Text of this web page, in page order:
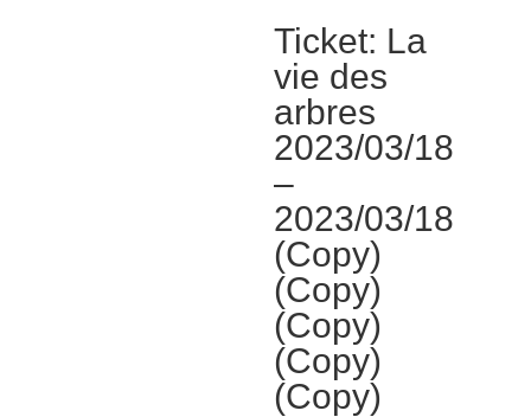
Ticket: La
vie des
arbres
2023/03/18
–
2023/03/18
(Copy)
(Copy)
(Copy)
(Copy)
(Copy)